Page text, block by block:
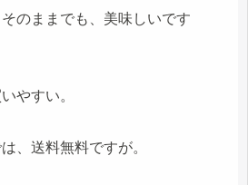
のままでも、美味しいです
やすい。
、送料無料ですが。